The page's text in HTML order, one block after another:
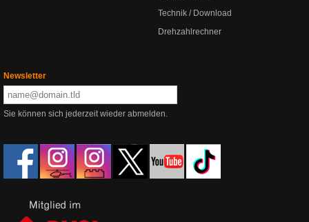
Technik / Download
Drehzahlrechner
Newsletter
Sie können sich jederzeit wieder abmelden.